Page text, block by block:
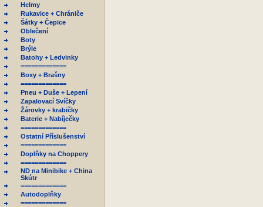
Helmy
Rukavice + Chrániče
Šátky + Čepice
Oblečení
Boty
Brýle
Batohy + Ledvinky
=============
Boxy + Brašny
=============
Pneu + Duše + Lepení
Zapalovací Svíčky
Žárovky + krabičky
Baterie + Nabíječky
=============
Ostatní Příslušenství
=============
Doplňky na Choppery
=============
ND na Minibike + China
Skútr
=============
Autodoplňky
=============